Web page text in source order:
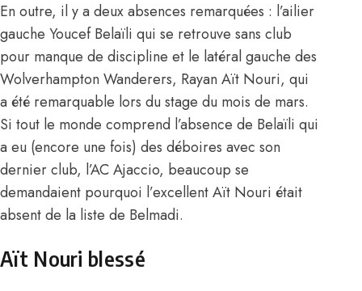
En outre, il y a deux absences remarquées : l’ailier
gauche Youcef Belaïli qui se retrouve sans club
pour manque de discipline et le latéral gauche des
Wolverhampton Wanderers, Rayan Aït Nouri, qui
a été remarquable lors du stage du mois de mars.
Si tout le monde comprend l’absence de Belaïli qui
a eu (encore une fois) des déboires avec son
dernier club, l’AC Ajaccio, beaucoup se
demandaient pourquoi l’excellent Aït Nouri était
absent de la liste de Belmadi.
Aït Nouri blessé